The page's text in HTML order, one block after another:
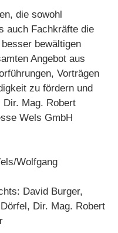
die sowohl
auch Fachkräfte die
bewältigen
Angebot aus
Vorträgen
zu fördern und
Dir. Mag. Robert
Wels GmbH
Wolfgang
David Burger,
Dir. Mag. Robert